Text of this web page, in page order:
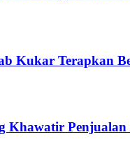
Kukar Terapkan
Khawatir